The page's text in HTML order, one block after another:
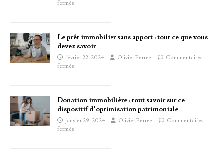
fermés
Le prêt immobilier sans apport : tout ce que vous
devez savoir
février 22, 2024 Olivier Perrez
Commentaires
fermés
Donation immobilière : tout savoir sur ce
dispositif d’optimisation patrimoniale
janvier 29, 2024 Olivier Perrez
Commentaires
fermés